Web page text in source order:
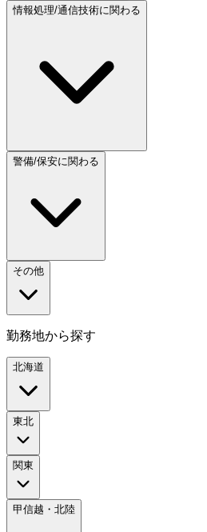
情報処理/通信技術に関わる
警備/保安に関わる
その他
勤務地から探す
北海道
東北
関東
甲信越・北陸